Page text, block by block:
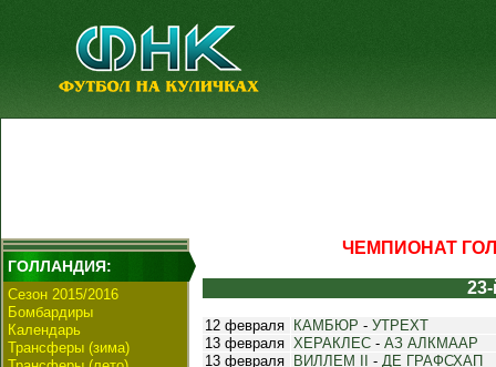
ГОЛЛАНДИЯ:
Сезон 2015/2016
Бомбардиры
Календарь
Трансферы (зима)
ЧЕМПИОНАТ
12 февраля КАМБЮР - УТРЕХТ
13 февраля ХЕРАКЛЕС - АЗ АЛКМААР
13 февраля
ВИЛЛЕМ II - ДЕ ГРАФСХАП